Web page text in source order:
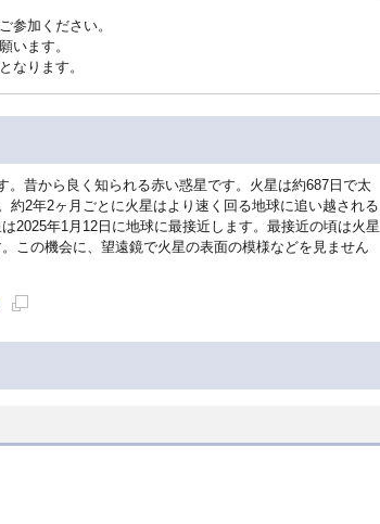
参加ください。
います。
なります。
昔から良く知られる赤い惑星です。火星は約687日で太
2年2ヶ月ごとに火星はより速く回る地球に追い越される
2025年1月12日に地球に最接近します。最接近の頃は火星
この機会に、望遠鏡で火星の表面の模様などを見ません
で